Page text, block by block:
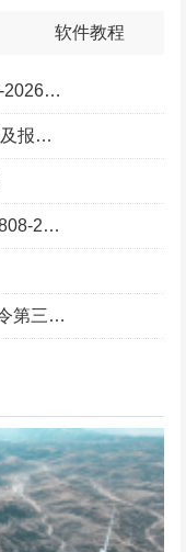
软件教程
GBT5973-2006与更新后GBT5973-2026区别你知道几点？
2026年建设项目土地要素保障政策及报批流程
《洪水影响评价技术导则》（SL/T808-2025）核心解读
中华人民共和国水土保持法（主席令第三十九号）